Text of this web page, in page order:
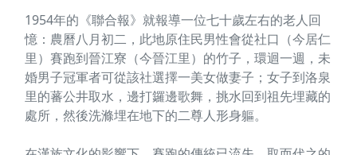
1954年的《聯合報》就報導一位七十歲左右的老人回
憶：農曆八月初二，此地原住民男性會從社口（今居仁
里）賽跑到晉江寮（今晉江里）的竹子，環迴一週，未
婚男子冠軍者可從該社選擇一美女做妻子；女子到洛泉
里的蕃公井取水，邊打鑼邊歌舞，挑水回到祖先埋藏的
處所，然後洗滌埋在地下的二尊人形身軀。